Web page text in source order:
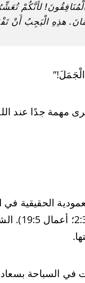
لأَنَّكُمْ
هذِهِ الْيَجِبُ أَنْ
مهمة جدًا عند
الحقيقية
يسوع
السباحة